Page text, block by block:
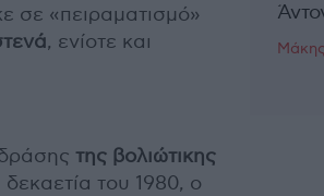
σε «πειραματισμό»
, ενίοτε και
της βολιώτικης
δεκαετία του 1980, ο